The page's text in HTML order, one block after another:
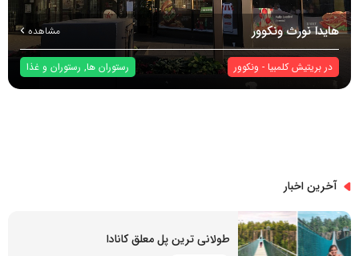
هایدا نورث ونکوور مشاهده
در بریتیش کلمبیا - ونکوور رستوران ها, رستوران و غذا
آخرین اخبار
طولانی ترین پل معلق کانادا